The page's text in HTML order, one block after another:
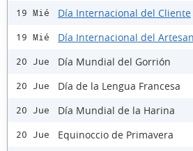
19 Mié Día Internacional del Cliente
19 Mié Día Internacional del
20 Jue Día Mundial del Gorrión
20 Jue Día de la Lengua Francesa
20 Jue Día Mundial de la Harina
20 Jue Equinoccio de Primavera